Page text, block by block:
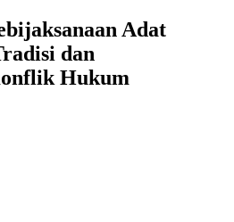
Adat
dan
Hukum